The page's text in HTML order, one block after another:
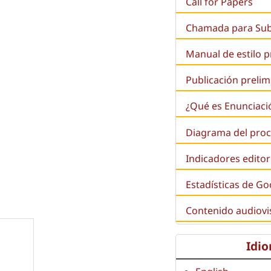
Chamada para
Manual de estilo
Publicación
¿Qué es
Diagrama del
Indicadores
Estadísticas de
Contenido